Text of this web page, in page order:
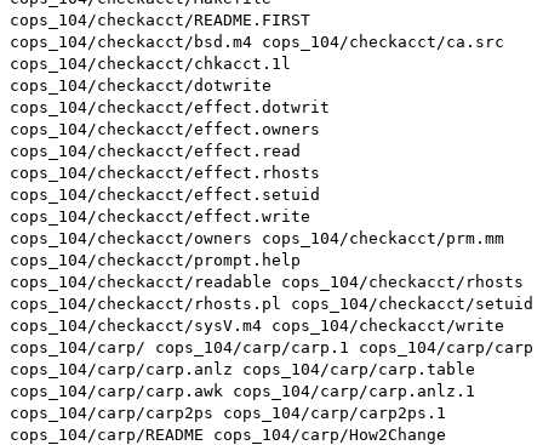
cops_104/checkacct/README.FIRST
cops_104/checkacct/bsd.m4 cops_104/checkacct/ca.src
cops_104/checkacct/chkacct.1l
cops_104/checkacct/dotwrite
cops_104/checkacct/effect.dotwrit
cops_104/checkacct/effect.owners
cops_104/checkacct/effect.read
cops_104/checkacct/effect.rhosts
cops_104/checkacct/effect.setuid
cops_104/checkacct/effect.write
cops_104/checkacct/owners cops_104/checkacct/prm.mm
cops_104/checkacct/prompt.help
cops_104/checkacct/readable cops_104/checkacct/rhosts
cops_104/checkacct/rhosts.pl cops_104/checkacct/setuid
cops_104/checkacct/sysV.m4 cops_104/checkacct/write
cops_104/carp/ cops_104/carp/carp.1 cops_104/carp/carp
cops_104/carp/carp.anlz cops_104/carp/carp.table
cops_104/carp/carp.awk cops_104/carp/carp.anlz.1
cops_104/carp/carp2ps cops_104/carp/carp2ps.1
cops_104/carp/README cops_104/carp/How2Change